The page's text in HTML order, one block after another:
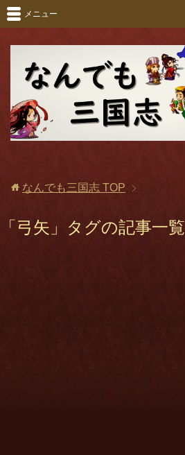
メニュー
なんでも三国志 TOP
「弓矢」タグの記事一覧